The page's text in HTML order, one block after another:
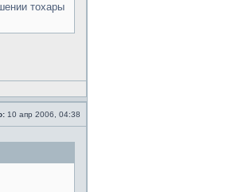
тохары
10 апр 2006, 04:38